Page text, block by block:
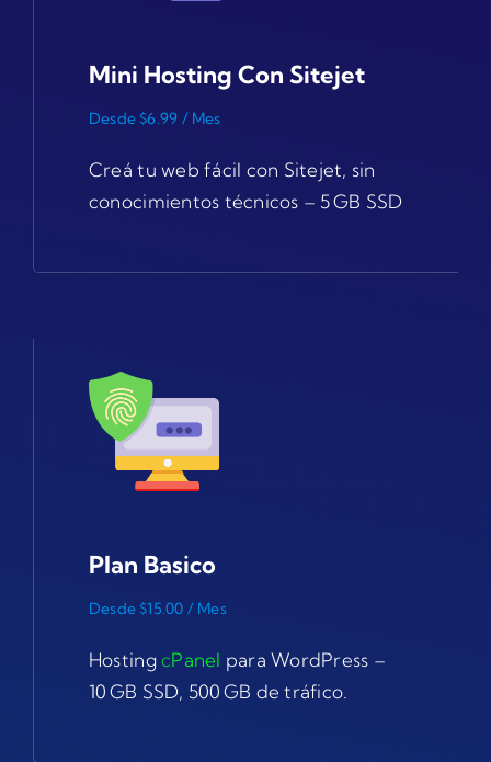
Mini Hosting Con Sitejet
Desde $6.99 / Mes
Creá tu web fácil con Sitejet, sin
conocimientos técnicos – 5 GB SSD
Plan Basico
Desde $15.00 / Mes
HostingcPanel para WordPress –
10 GB SSD, 500 GB de tráfico.